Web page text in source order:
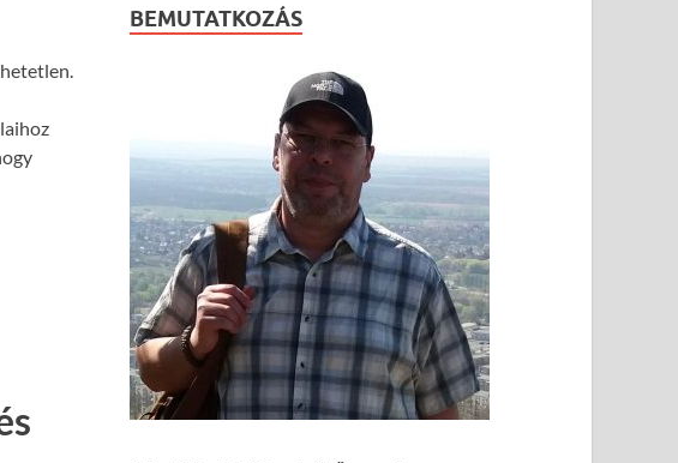
BEMUTATKOZÁS